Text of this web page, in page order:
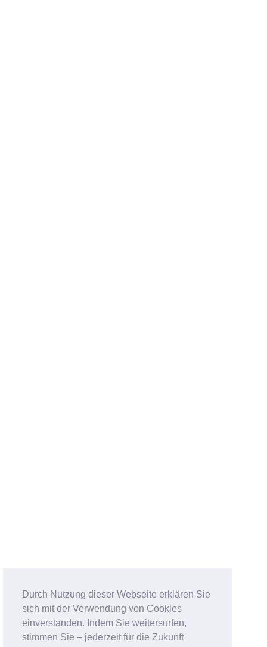
Durch Nutzung dieser Webseite erklären Sie
sich mit der Verwendung von Cookies
einverstanden. Indem Sie weitersurfen,
stimmen Sie – jederzeit für die Zukunft